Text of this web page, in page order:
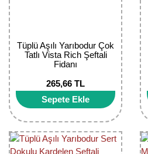
Tüplü Aşılı Yarıbodur Çok
Tatlı Vista Rich Şeftali
Fidanı
265,66 TL
Sepete Ekle